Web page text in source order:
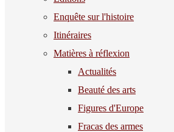
Enquête sur l'histoire
Itinéraires
Matières à réflexion
Actualités
Beauté des arts
Figures d'Europe
Fracas des armes